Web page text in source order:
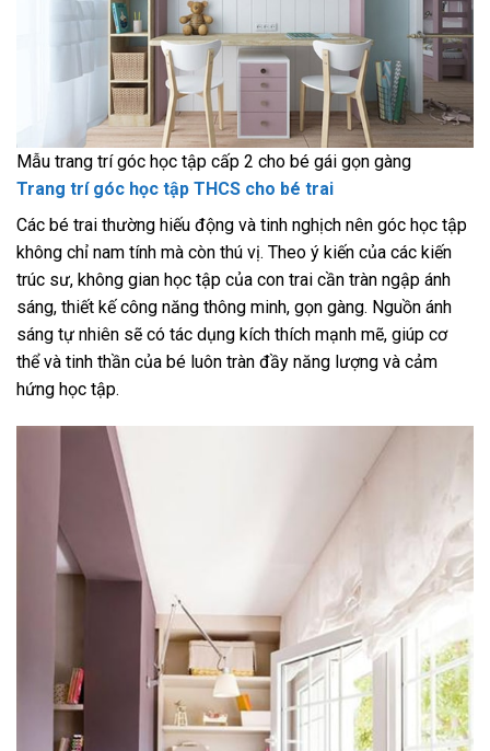
Mẫu trang trí góc học tập cấp 2 cho bé gái gọn gàng
Trang trí góc học tập THCS cho bé trai
Các bé trai thường hiếu động và tinh nghịch nên góc học tập
không chỉ nam tính mà còn thú vị. Theo ý kiến ​​của các kiến ​​
trúc sư, không gian học tập của con trai cần tràn ngập ánh
sáng, thiết kế công năng thông minh, gọn gàng. Nguồn ánh
sáng tự nhiên sẽ có tác dụng kích thích mạnh mẽ, giúp cơ
thể và tinh thần của bé luôn tràn đầy năng lượng và cảm
hứng học tập.